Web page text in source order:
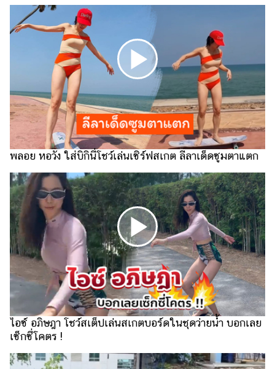
สูตร
อาหาร
ง่ายๆ
รถยนต์
บ้าน
และ
การ
ตกแต่ง
มือ
ถือ
ทอง
ราคา
น้ำมัน
วา
ไร
ตี้
พลอย หอวัง ใส่บิกินี่โชว์เล่นเซิร์ฟสเกต ลีลาเด็ดซูมตาแตก
ไอซ์ อภิษฎา โชว์สเต็ปเล่นสเกตบอร์ดในชุดว่ายน้ำ บอกเลย
เซ็กซี่โคตร !